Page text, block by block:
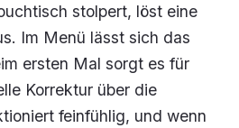
stolpert, löst eine
Im Menü lässt sich das
ersten Mal sorgt es für
Korrektur über die
feinfühlig, und wenn